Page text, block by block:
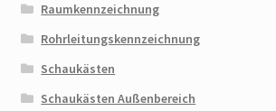
Raumkennzeichnung
Rohrleitungskennzeichnung
Schaukästen
Schaukästen Außenbereich